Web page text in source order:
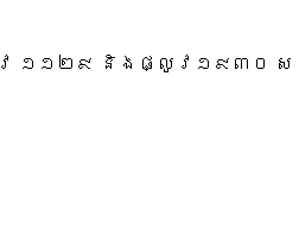
១១២៩ និងផ្លូវ១៩៣០ ស